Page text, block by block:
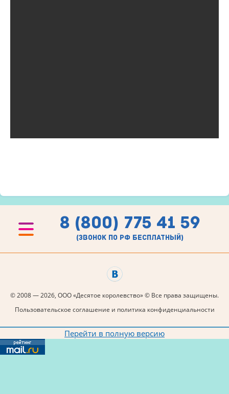
8 (800) 775 41 59
(звонок по рф бесплатный)
© 2008 — 2026, ООО «Десятое королевство» © Все права защищены.
Пользовательское соглашение и политика конфиденциальности
Перейти в полную версию